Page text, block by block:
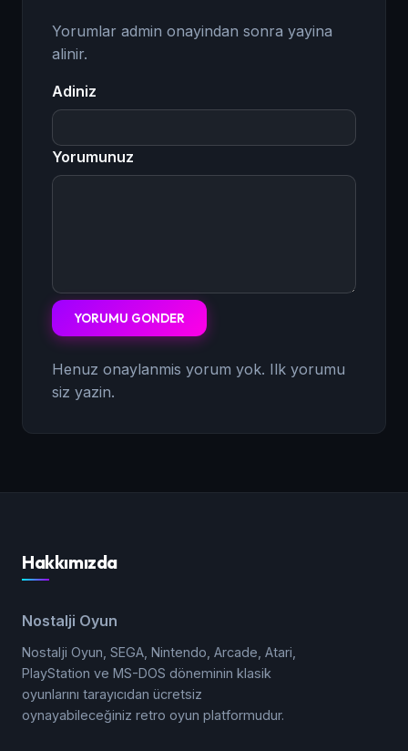
Yorumlar admin onayindan sonra yayina
alinir.
Adiniz
Yorumunuz
YORUMU GONDER
Henuz onaylanmis yorum yok. Ilk yorumu
siz yazin.
Hakkımızda
Nostalji Oyun
Nostalji Oyun, SEGA, Nintendo, Arcade, Atari,
PlayStation ve MS-DOS döneminin klasik
oyunlarını tarayıcıdan ücretsiz
oynayabileceğiniz retro oyun platformudur.